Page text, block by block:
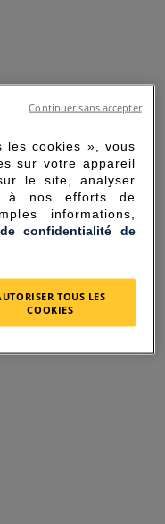
THE
les cookies », vous
sur votre appareil
le site, analyser
à nos efforts de
informations,
confidentialité de
TOUS LES
COOKIES
Continuer sans accepter